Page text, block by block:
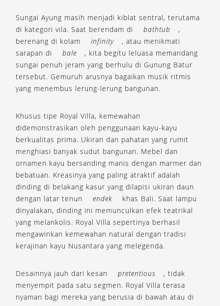
Sungai Ayung masih menjadi kiblat sentral, terutama
di kategori vila. Saat berendam di
bathtub
,
berenang di kolam
infinity
, atau menikmati
sarapan di
bale
, kita begitu leluasa memandang
sungai penuh jeram yang berhulu di Gunung Batur
tersebut. Gemuruh arusnya bagaikan musik ritmis
yang menembus lerung-lerung bangunan.
Khusus tipe Royal Villa, kemewahan
didemonstrasikan oleh penggunaan kayu-kayu
berkualitas prima. Ukiran dan pahatan yang rumit
menghiasi banyak sudut bangunan. Mebel dan
ornamen kayu bersanding manis dengan marmer dan
bebatuan. Kreasinya yang paling atraktif adalah
dinding di belakang kasur yang dilapisi ukiran daun
dengan latar tenun
endek
khas Bali. Saat lampu
dinyalakan, dinding ini memunculkan efek teatrikal
yang melankolis. Royal Villa sepertinya berhasil
mengawinkan kemewahan natural dengan tradisi
kerajinan kayu Nusantara yang melegenda.
Desainnya jauh dari kesan pretentious
, tidak
menyempit pada satu segmen. Royal Villa terasa
nyaman bagi mereka yang berusia di bawah atau di